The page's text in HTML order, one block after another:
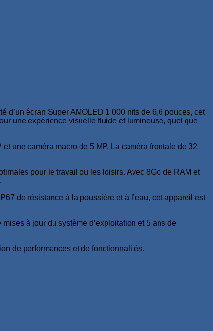
d’un écran Super AMOLED 1 000 nits de 6,6 pouces, cet
une expérience visuelle fluide et lumineuse, quel que
une caméra macro de 5 MP. La caméra frontale de 32
pour le travail ou les loisirs. Avec 8Go de RAM et
de résistance à la poussière et à l’eau, cet appareil est
à jour du système d’exploitation et 5 ans de
de performances et de fonctionnalités.